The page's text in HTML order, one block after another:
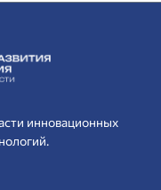
инновационных